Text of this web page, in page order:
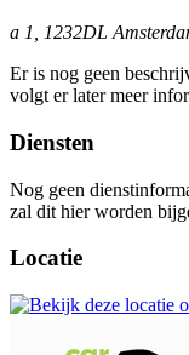
a 1, 1232DL
Er is nog geen
volgt er later meer
Diensten
Nog geen
zal dit hier worden
Locatie